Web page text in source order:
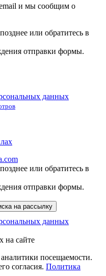
email и мы сообщим о
или обратитесь в
отправки формы.
данных
или обратитесь в
отправки формы.
на рассылку
данных
посещаемости.
согласия. Политика